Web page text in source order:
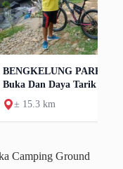
BENGKELUNG PARK
Buka Dan Daya Tarik
± 15.3 km
Camping Ground